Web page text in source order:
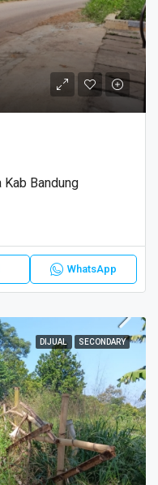
Kab Bandung
WhatsApp
DIJUAL SECONDARY